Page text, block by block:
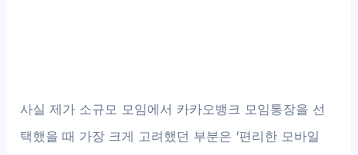
사실 제가 소규모 모임에서 카카오뱅크 모임통장을 선
택했을 때 가장 크게 고려했던 부분은 ‘편리한 모바일